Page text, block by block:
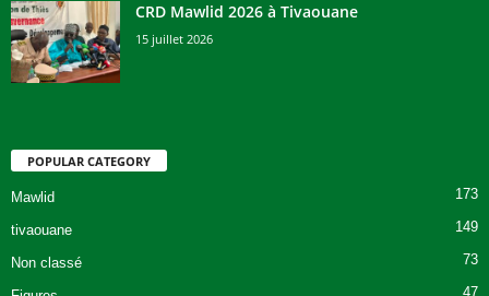
CRD Mawlid 2026 à Tivaouane
15 juillet 2026
POPULAR CATEGORY
Mawlid 173
tivaouane 149
Non classé 73
47